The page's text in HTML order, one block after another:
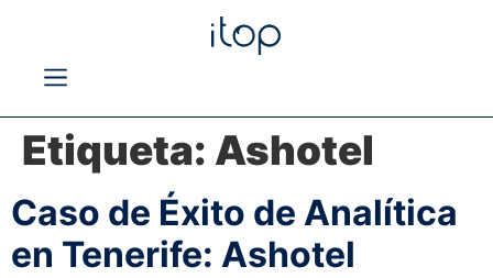
Etiqueta: Ashotel
Caso de Éxito de Analítica
en Tenerife: Ashotel